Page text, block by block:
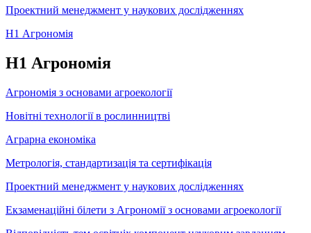
Проектний менеджмент у наукових дослідженнях
Н1 Агрономія
Н1 Агрономія
Агрономія з основами агроекології
Новітні технології в рослинництві
Аграрна економіка
Метрологія, стандартизація та сертифікація
Проектний менеджмент у наукових дослідженнях
Екзаменаційні білети з Агрономії з основами агроекології